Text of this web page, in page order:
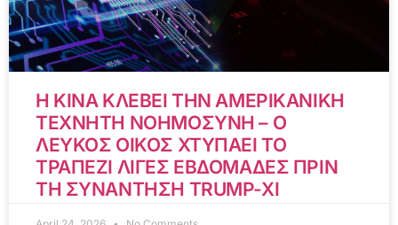
Η ΚΙΝΑ ΚΛΕΒΕΙ ΤΗΝ ΑΜΕΡΙΚΑΝΙΚΗ
ΤΕΧΝΗΤΗ ΝΟΗΜΟΣΥΝΗ – Ο
ΛΕΥΚΟΣ ΟΙΚΟΣ ΧΤΥΠΑΕΙ ΤΟ
ΤΡΑΠΕΖΙ ΛΙΓΕΣ ΕΒΔΟΜΑΔΕΣ ΠΡΙΝ
ΤΗ ΣΥΝΑΝΤΗΣΗ TRUMP-XI